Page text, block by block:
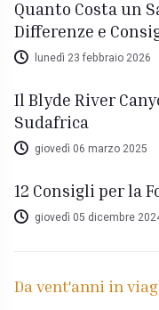
Quanto Costa un
Differenze e
lunedì 23 febbraio 2026
Il Blyde River
Sudafrica
giovedì 06 marzo 2025
12 Consigli per la
giovedì 05 dicembre
Da vent'anni in